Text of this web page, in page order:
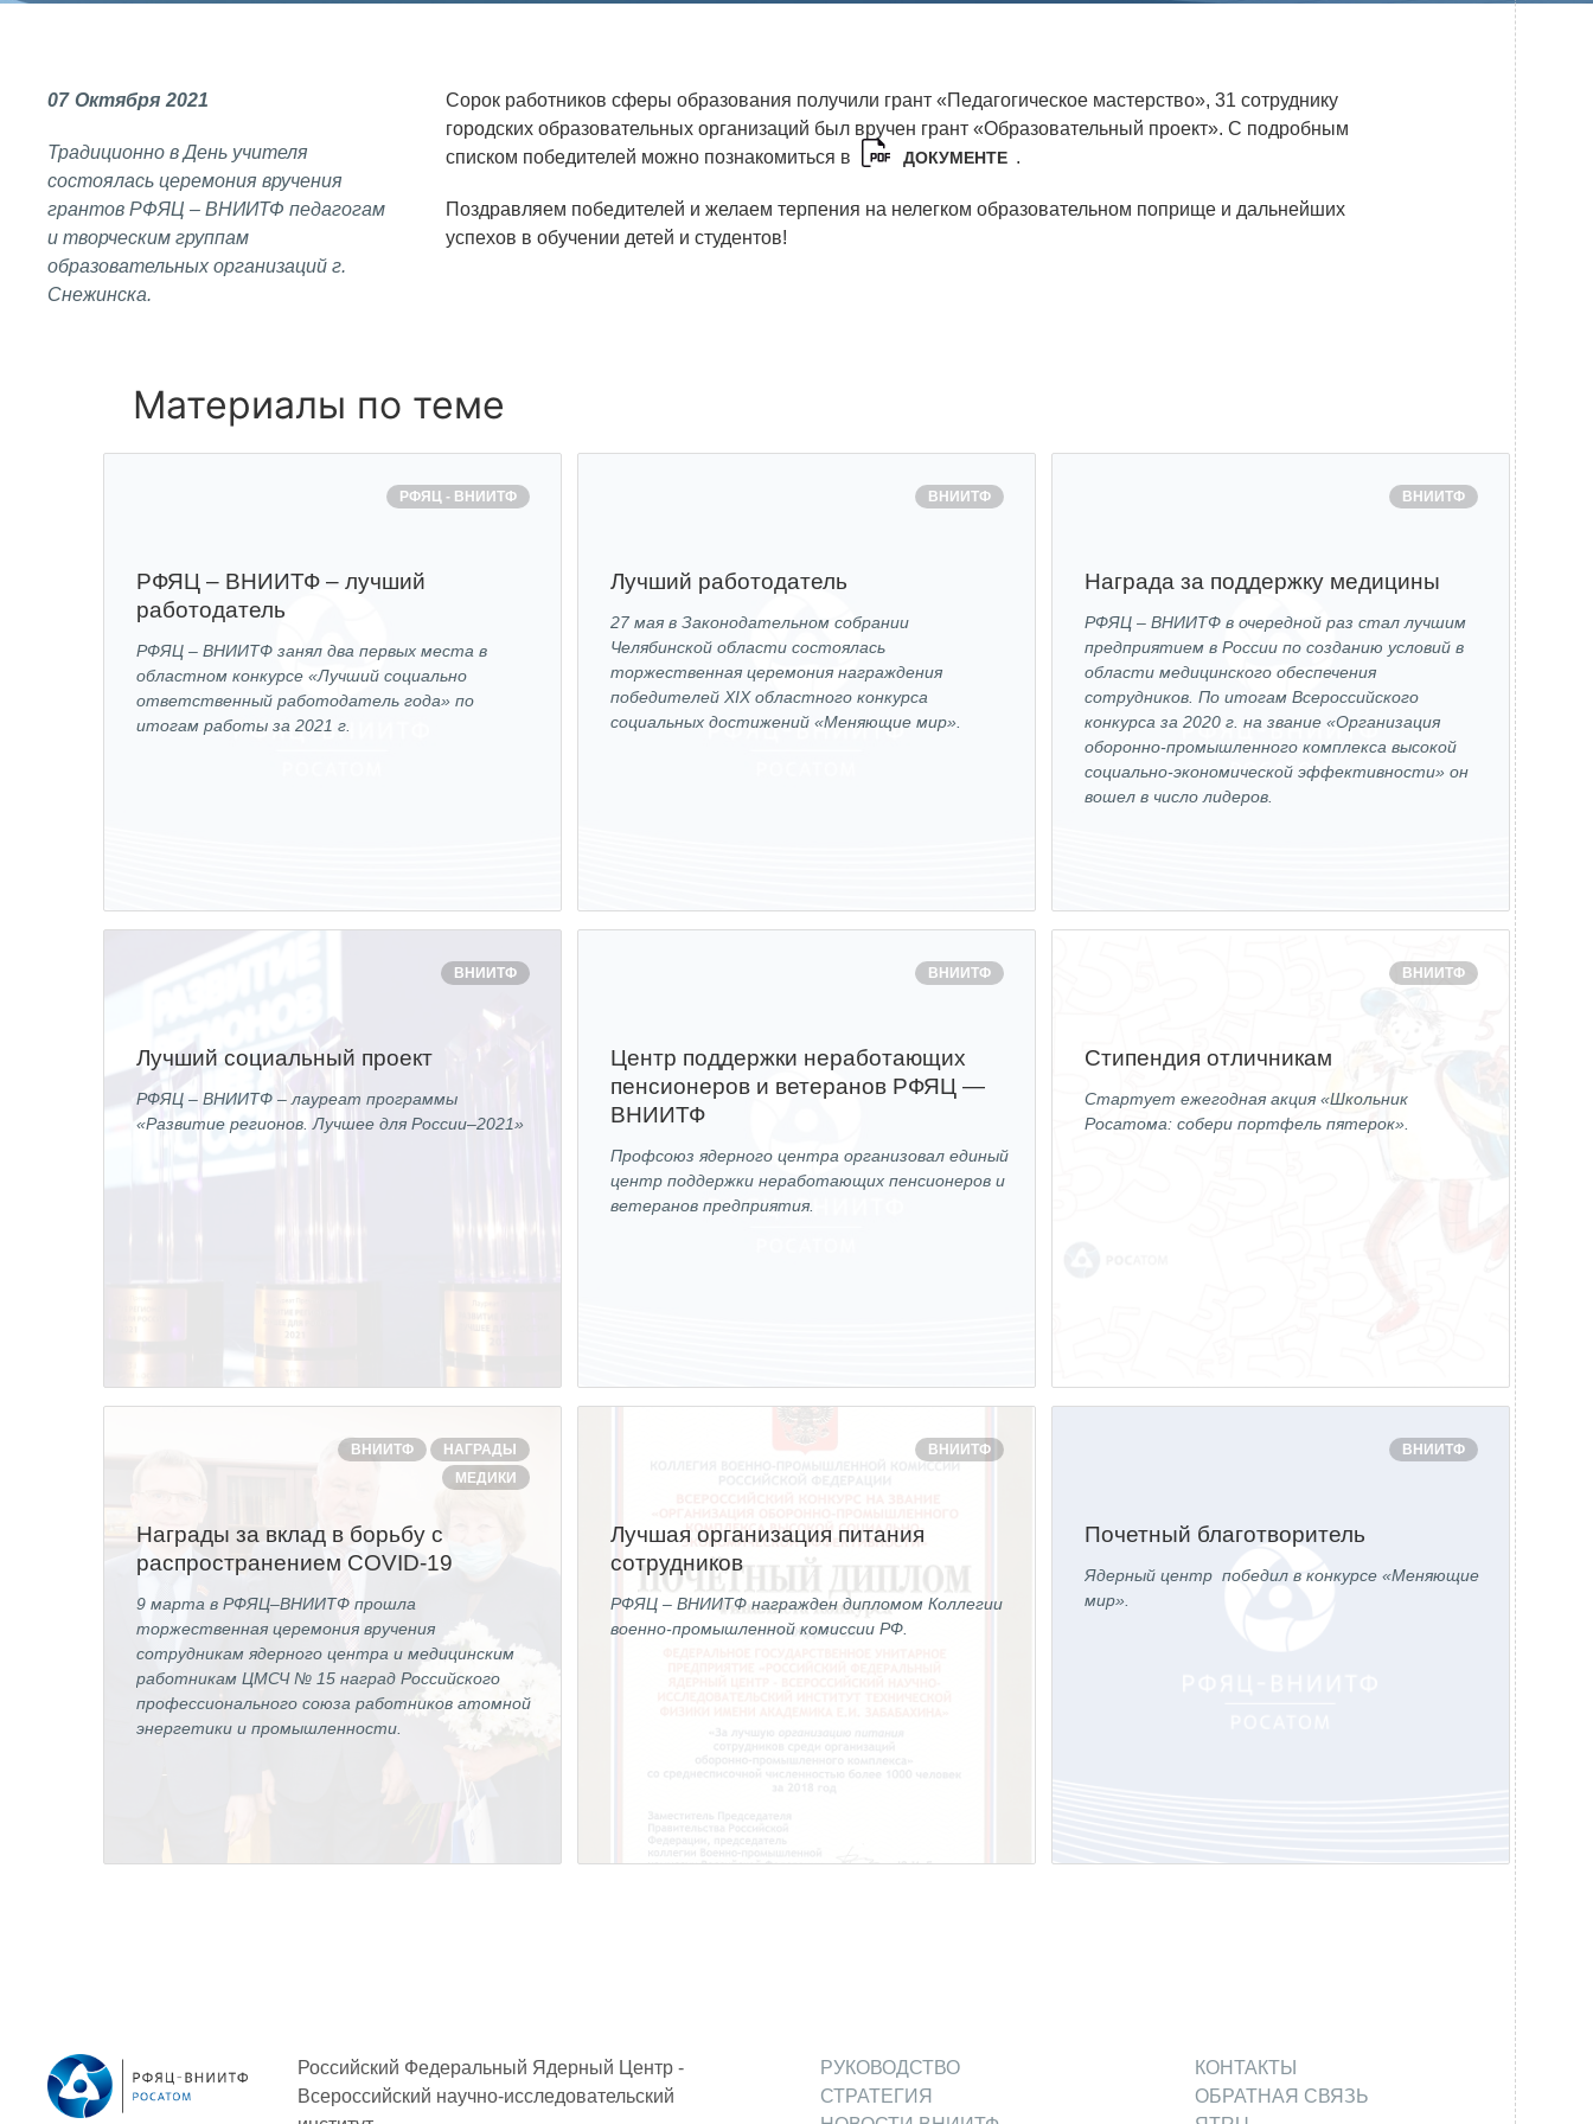
Интеллектуальная собственность
Семинар «Моделирование технологий
Препринты
Прочая продукция
Обеспечение жильем
Социальная поддержка
Спорт и отдых
Санаторий-профилакторий
Территория здоровья
Закупки
Документы
Контроль и арбитраж
Обучение
Контакты
СФТИ НИЯУ МИФИ
ВНИИТФ
07 Октября 2021
Традиционно в День учителя
состоялась церемония вручения
грантов РФЯЦ – ВНИИТФ педагогам
и творческим группам
образовательных организаций г.
Снежинска.
Сорок работников сферы образования получили грант «Педагогическое мастерство», 31 сотруднику
городских образовательных организаций был вручен грант «Образовательный проект». С подробным
списком победителей можно познакомиться в
ДОКУМЕНТЕ .
Поздравляем победителей и желаем терпения на нелегком образовательном поприще и дальнейших
успехов в обучении детей и студентов!
Материалы по теме
РФЯЦ - ВНИИТФ
РФЯЦ – ВНИИТФ – лучший
работодатель
РФЯЦ – ВНИИТФ занял два первых места в
областном конкурсе «Лучший социально
ответственный работодатель года» по
итогам работы за 2021 г.
ВНИИТФ
Лучший работодатель
27 мая в Законодательном собрании
Челябинской области состоялась
торжественная церемония награждения
победителей XIX областного конкурса
социальных достижений «Меняющие мир».
ВНИИТФ
Награда за поддержку медицины
РФЯЦ – ВНИИТФ в очередной раз стал лучшим
предприятием в России по созданию условий в
области медицинского обеспечения
сотрудников. По итогам Всероссийского
конкурса за 2020 г. на звание «Организация
оборонно-промышленного комплекса высокой
социально-экономической эффективности» он
вошел в число лидеров.
ВНИИТФ
Лучший социальный проект
РФЯЦ – ВНИИТФ – лауреат программы
«Развитие регионов. Лучшее для России–2021»
ВНИИТФ
Центр поддержки неработающих
пенсионеров и ветеранов РФЯЦ —
ВНИИТФ
Профсоюз ядерного центра организовал единый
центр поддержки неработающих пенсионеров и
ветеранов предприятия.
ВНИИТФ
Стипендия отличникам
Стартует ежегодная акция «Школьник
Росатома: собери портфель пятерок».
ВНИИТФ
НАГРАДЫ
МЕДИКИ
Награды за вклад в борьбу с
распространением COVID-19
9 марта в РФЯЦ–ВНИИТФ прошла
торжественная церемония вручения
сотрудникам ядерного центра и медицинским
работникам ЦМСЧ № 15 наград Российского
профессионального союза работников атомной
энергетики и промышленности.
ВНИИТФ
Лучшая организация питания
сотрудников
РФЯЦ – ВНИИТФ награжден дипломом Коллегии
военно-промышленной комиссии РФ.
ВНИИТФ
Почетный благотворитель
Ядерный центр победил в конкурсе «Меняющие
мир».
Российский Федеральный Ядерный Центр -
Всероссийский научно-исследовательский
РУКОВОДСТВО
СТРАТЕГИЯ
КОНТАКТЫ
ОБРАТНАЯ СВЯЗЬ